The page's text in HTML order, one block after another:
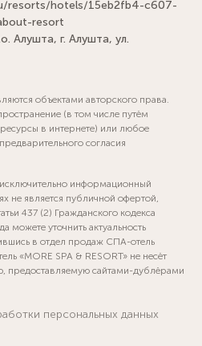
resorts/hotels/15eb2fb4-c607-
resort
Алушта, г. Алушта, ул.
объектами авторского права.
(в том числе путём
в интернете) или любое
согласия
информационный
не является публичной офертой,
437 (2) Гражданского кодекса
можете уточнить актуальность
в отдел продаж СПА-отель
«MORE SPA & RESORT» не несёт
предоставляемую сайтами-дублёрами
персональных данных